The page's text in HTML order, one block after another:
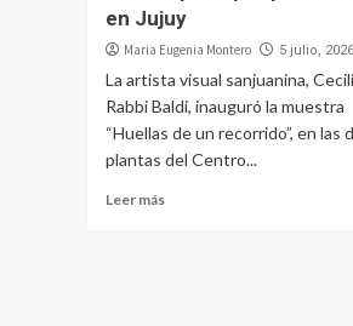
en Jujuy
Maria Eugenia Montero 5 julio, 2026
La artista visual sanjuanina,
Rabbi Baldi, inauguró la muestra
“Huellas de un recorrido”, en las
plantas del Centro...
Leer más